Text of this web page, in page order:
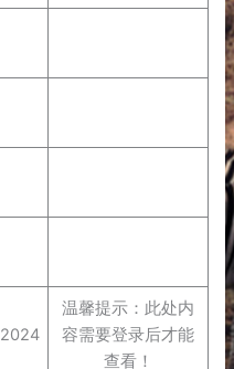
2024
温馨提示：此处内
容需要登录后才能
查看！